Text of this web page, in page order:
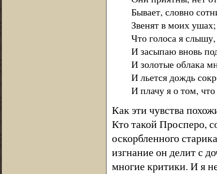
Бывает, словно
Звенят в моих
Что голоса я
И засыпаю вновь
И золотые облака
И льется дождь
И плачу я о том, что
Как эти чувства
Кто такой Просперо,
оскорбленного
изгнание он делит с
многие критики. И я